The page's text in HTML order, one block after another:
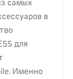
самых
в
для
Именно